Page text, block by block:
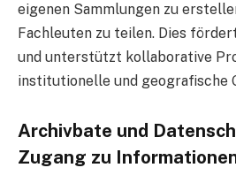
eigenen Sammlungen zu
Fachleuten zu teilen. Dies
und unterstützt kollaborative
institutionelle und geografische
Archivbate und
Zugang zu